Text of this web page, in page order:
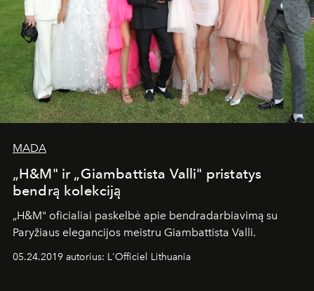
MADA
„H&M" ir „Giambattista Valli" pristatys
bendrą kolekciją
„H&M" oficialiai paskelbė apie bendradarbiavimą su
Paryžiaus elegancijos meistru Giambattista Valli.
05.24.2019 autorius: L'Officiel Lithuania